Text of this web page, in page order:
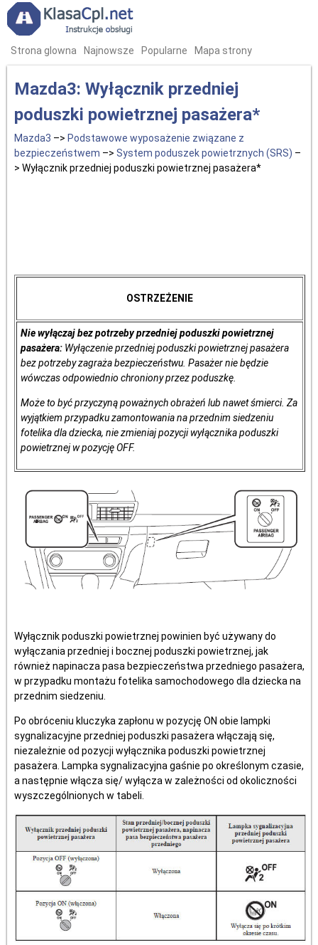
Strona glowna Najnowsze Popularne Mapa strony
Mazda3: Wyłącznik przedniej
poduszki powietrznej pasażera*
Mazda3 –> Podstawowe wyposażenie związane z
bezpieczeństwem –> System poduszek powietrznych (SRS) –
> Wyłącznik przedniej poduszki powietrznej pasażera*
OSTRZEŻENIE
Nie wyłączaj bez potrzeby przedniej poduszki powietrznej
pasażera: Wyłączenie przedniej poduszki powietrznej pasażera
bez potrzeby zagraża bezpieczeństwu. Pasażer nie będzie
wówczas odpowiednio chroniony przez poduszkę.
Może to być przyczyną poważnych obrażeń lub nawet śmierci. Za
wyjątkiem przypadku zamontowania na przednim siedzeniu
fotelika dla dziecka, nie zmieniaj pozycji wyłącznika poduszki
powietrznej w pozycję OFF.
Wyłącznik poduszki powietrznej powinien być używany do
wyłączania przedniej i bocznej poduszki powietrznej, jak
również napinacza pasa bezpieczeństwa przedniego pasażera,
w przypadku montażu fotelika samochodowego dla dziecka na
przednim siedzeniu.
Po obróceniu kluczyka zapłonu w pozycję ON obie lampki
sygnalizacyjne przedniej poduszki pasażera włączają się,
niezależnie od pozycji wyłącznika poduszki powietrznej
pasażera. Lampka sygnalizacyjna gaśnie po określonym czasie,
a następnie włącza się/ wyłącza w zależności od okoliczności
wyszczególnionych w tabeli.